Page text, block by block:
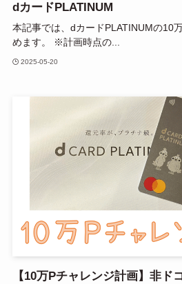
dカードPLATINUM
本記事では、dカードPLATINUMの10
めます。 ※計画時点の...
2025-05-20
【10万Pチャレンジ計画】非ド